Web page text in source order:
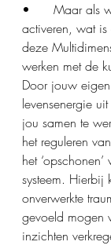
•	Maar als we niet gaan
activeren, wat
deze
werken met de
Door jouw
levensenergie
jou samen te
het reguleren
het
systeem.
onverwerkte
gevoeld mogen
inzichten